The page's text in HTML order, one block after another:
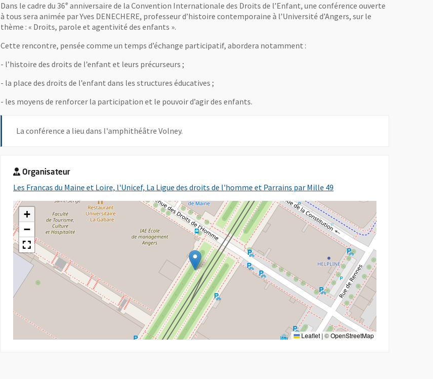
Dans le cadre du 36ᵉ anniversaire de la Convention Internationale des Droits de l’Enfant, une conférence ouverte
à tous sera animée par Yves DENECHERE, professeur d’histoire contemporaine à l’Université d’Angers, sur le
thème : « Droits, parole et agentivité des enfants ».
Cette rencontre, pensée comme un temps d’échange participatif, abordera notamment :
- l’histoire des droits de l’enfant et leurs précurseurs ;
- la place des droits de l’enfant dans les structures éducatives ;
- les moyens de renforcer la participation et le pouvoir d’agir des enfants.
La conférence a lieu dans l'amphithéâtre Volney.
Organisateur
Les Francas du Maine et Loire, l'Unicef, La Ligue des droits de l'homme et Parrains par Mille 49, Ouvre une nouvelle fenêtre
+
−
Leaflet | ©OpenStreetMap